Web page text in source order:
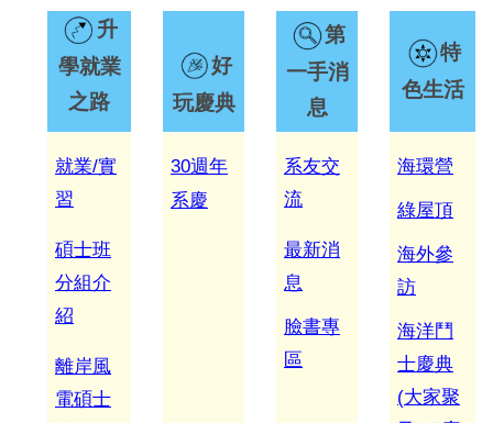
本系介紹
教學資訊
教職人員
高中生專區網頁
離岸風電海事工程碩士班網頁
海事工程學程網頁
臉書專區
升
學就業
之路
好
玩慶典
第
一手消
息
特
色生活
就業/實
習
碩士班
分組介
紹
離岸風
電碩士
30週年
系慶
系友交
流
最新消
息
臉書專
區
海環營
綠屋頂
海外參
訪
海洋鬥
士慶典
(大家聚